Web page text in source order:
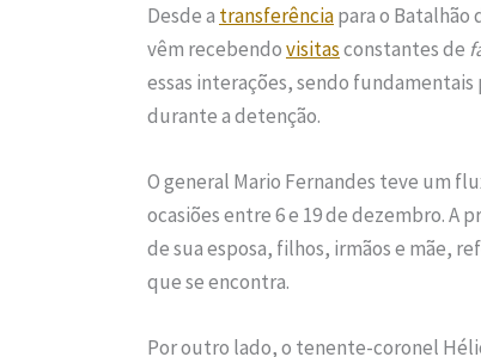
Desde a transferênciapara o Batalhão
vêm recebendovisitasconstantes de
essas interações, sendo fundamentais
durante a detenção.
O general Mario Fernandes teve um
ocasiões entre 6 e 19 de dezembro.
de sua esposa, filhos, irmãos e mãe,
que se encontra.
Por outro lado, o tenente-coronel